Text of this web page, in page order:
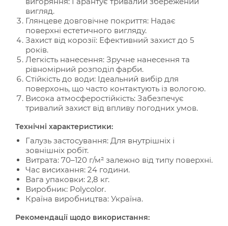
вигляд.
Глянцеве довговічне покриття: Надає
поверхні естетичного вигляду.
Захист від корозії: Ефективний захист до 5
років.
Легкість нанесення: Зручне нанесення та
рівномірний розподіл фарби.
Стійкість до води: Ідеальний вибір для
поверхонь, що часто контактують із вологою.
Висока атмосферостійкість: Забезпечує
тривалий захист від впливу погодних умов.
Технічні характеристики:
Галузь застосування: Для внутрішніх і
зовнішніх робіт.
Витрата: 70–120 г/м² залежно від типу поверхні.
Час висихання: 24 години.
Вага упаковки: 2,8 кг.
Виробник: Polycolor.
Країна виробництва: Україна.
Рекомендації щодо використання: